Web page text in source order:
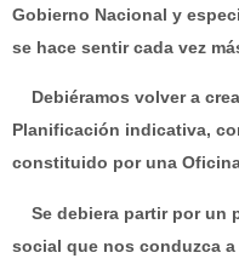
Gobierno Nacional y
se hace sentir cada vez
Debiéramos volver a
Planificación indicativa,
constituido por una
Se debiera partir por un
social que nos conduzca